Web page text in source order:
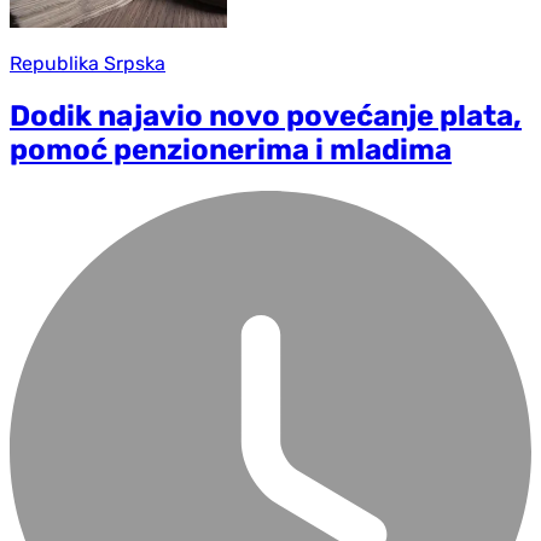
Republika Srpska
Dodik najavio novo povećanje plata,
pomoć penzionerima i mladima